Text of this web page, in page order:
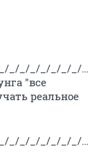
_/_/_/_/_/_/_/
"все
реальное
_/_/_/_/_/_/_/